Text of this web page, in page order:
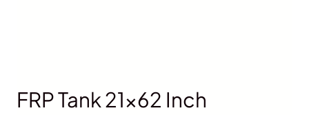
FRP Tank 21×62 Inch